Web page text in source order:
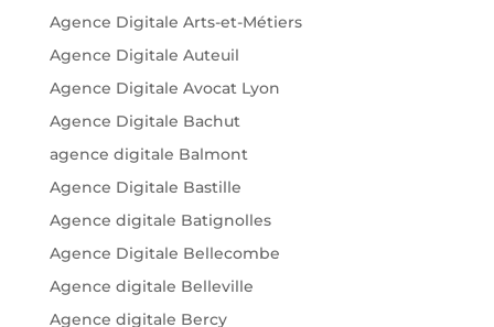
Agence Digitale Arts-et-Métiers
Agence Digitale Auteuil
Agence Digitale Avocat Lyon
Agence Digitale Bachut
agence digitale Balmont
Agence Digitale Bastille
Agence digitale Batignolles
Agence Digitale Bellecombe
Agence digitale Belleville
Agence digitale Bercy